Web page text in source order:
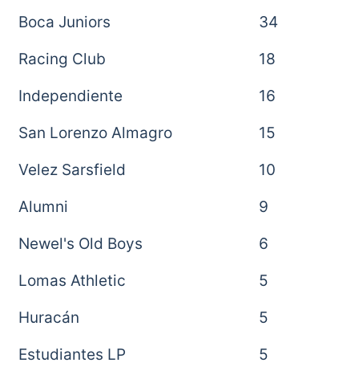
Boca Juniors
34
Racing Club
18
Independiente
16
San Lorenzo Almagro
15
Velez Sarsfield
10
Alumni
9
Newel's Old Boys
6
Lomas Athletic
5
Huracán
5
Estudiantes LP
5